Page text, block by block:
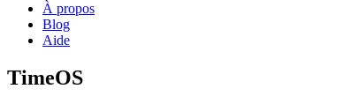
À propos
Blog
Aide
TimeOS